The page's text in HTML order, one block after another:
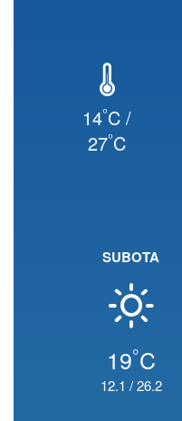
14°C /
27°C
SUBOTA
19°C
12.1 /26.2